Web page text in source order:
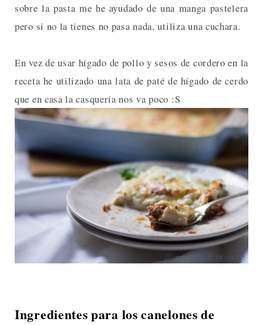
sobre la pasta me he ayudado de una manga pastelera
pero si no la tienes no pasa nada, utiliza una cuchara.
En vez de usar hígado de pollo y sesos de cordero en la
receta he utilizado una lata de paté de hígado de cerdo
que en casa la casquería nos va poco :S
Ingredientes para los canelones de